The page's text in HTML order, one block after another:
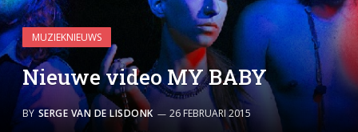
MUZIEKNIEUWS
Nieuwe video MY BABY
BY SERGE VAN DE LISDONK 26 FEBRUARI 2015